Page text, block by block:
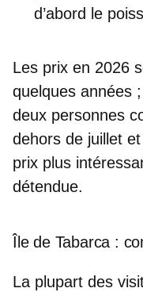
d’abord le
Les prix en 2026
quelques années
deux personnes
dehors de juillet
prix plus
détendue.
Île de Tabarca :
La plupart des